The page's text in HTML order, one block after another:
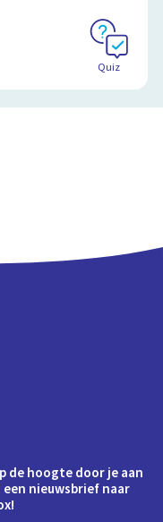
Quiz
de hoogte door je aan
nieuwsbrief naar